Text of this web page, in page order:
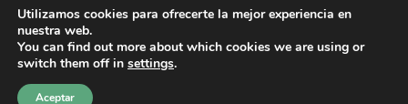
Solicitud PQR
Copyright © 2026 | Todos los derechos reservados |
Utilizamos cookies para ofrecerte la mejor experiencia en
nuestra web.
You can find out more about which cookies we are using or
switch them off in settings.
Aceptar
Soy Alma ¿Cómo puedo ayudarte?